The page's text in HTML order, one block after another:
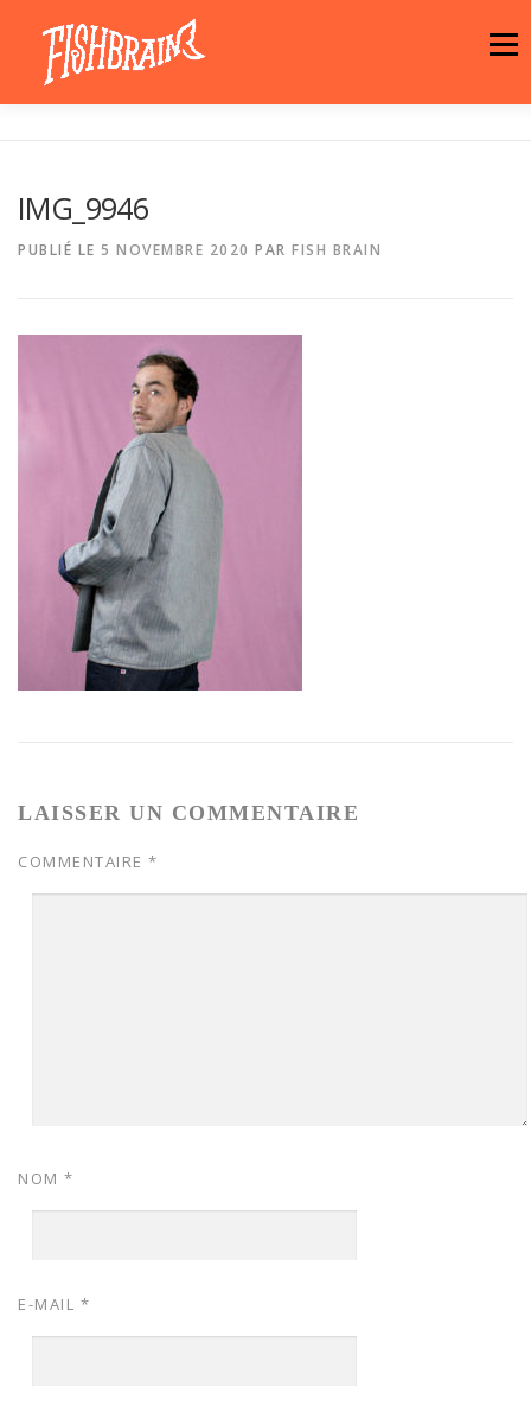
contenu
Menu
LA BOUTIQUE
IMG_9946
PUBLIÉ LE 5 NOVEMBRE 2020 PAR FISH BRAIN
LAISSER UN COMMENTAIRE
COMMENTAIRE *
NOM *
E-MAIL *